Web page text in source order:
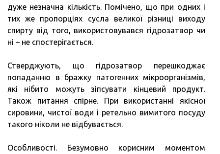
дуже незначна кількість. Помічено, що при одних і
тих же пропорціях сусла великої різниці виходу
спирту від того, використовувався гідрозатвор чи
ні – не спостерігається.
Стверджують, що гідрозатвор перешкоджає
попаданню в бражку патогенних мікроорганізмів,
які нібито можуть зіпсувати кінцевий продукт.
Також питання спірне. При використанні якісної
сировини, чистої води і ретельно вимитого посуду
такого ніколи не відбувається.
Особливості. Безумовно корисним моментом